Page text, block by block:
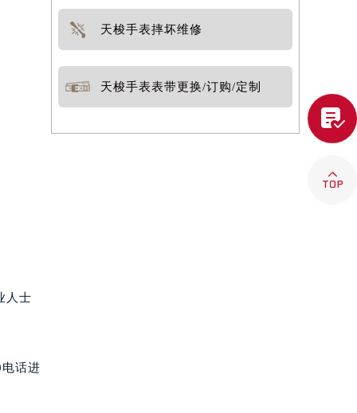
人士
话进
天梭手表摔坏维修
天梭手表表带更换/订购/定制

